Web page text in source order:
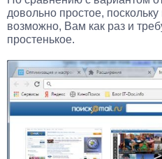
довольно простое, поскольку
возможно, Вам как раз и
простенькое.